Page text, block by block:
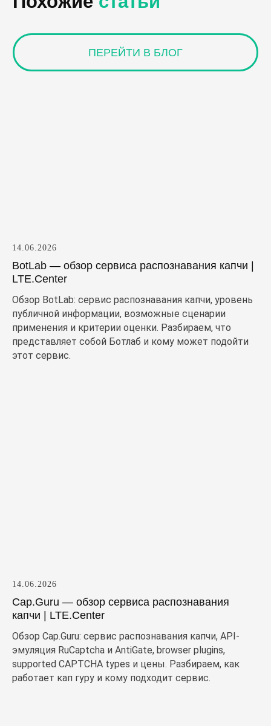
14.06.2026
BotLab — обзор сервиса распознавания капчи |
LTE.Center
Обзор BotLab: сервис распознавания капчи, уровень
публичной информации, возможные сценарии
применения и критерии оценки. Разбираем, что
представляет собой Ботлаб и кому может подойти
этот сервис.
14.06.2026
Cap.Guru — обзор сервиса распознавания
капчи | LTE.Center
Обзор Cap.Guru: сервис распознавания капчи, API-
эмуляция RuCaptcha и AntiGate, browser plugins,
supported CAPTCHA types и цены. Разбираем, как
работает кап гуру и кому подходит сервис.